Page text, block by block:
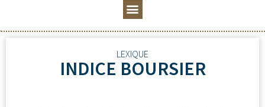
LEXIQUE
INDICE BOURSIER